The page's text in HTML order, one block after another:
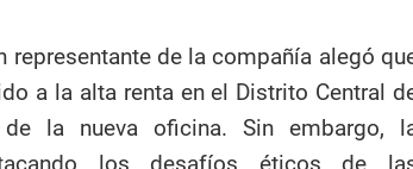
representante de la compañía alegó
a la alta renta en el Distrito Central
la nueva oficina. Sin embargo,